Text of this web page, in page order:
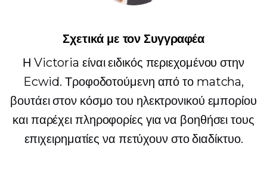
Σχετικά με τον Συγγραφέα
Η Victoria είναι ειδικός περιεχομένου στην
Ecwid. Τροφοδοτούμενη από το matcha,
βουτάει στον κόσμο του ηλεκτρονικού εμπορίου
και παρέχει πληροφορίες για να βοηθήσει τους
επιχειρηματίες να πετύχουν στο διαδίκτυο.